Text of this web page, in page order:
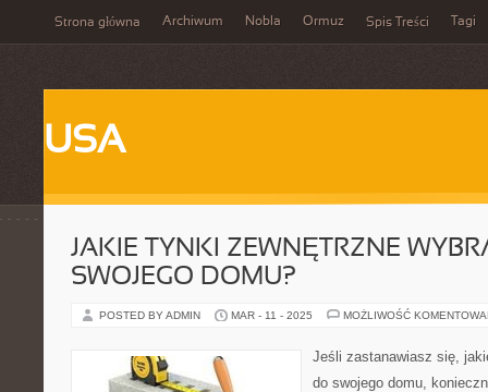
Strona główna Archiwum Nobla Ormuz Spis Treści Tagi
USA
JAKIE TYNKI ZEWNĘTRZNE
SWOJEGO DOMU?
POSTED BY ADMIN MAR - 11 - 2025 MOŻLIWOŚĆ
Jeśli zastanawiasz się,
do swojego domu,